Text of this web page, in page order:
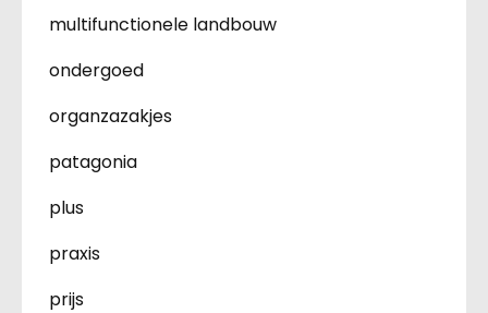
multifunctionele landbouw
ondergoed
organzazakjes
patagonia
plus
praxis
prijs